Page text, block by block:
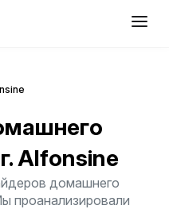
Alfonsine
домашнего
проанализировали